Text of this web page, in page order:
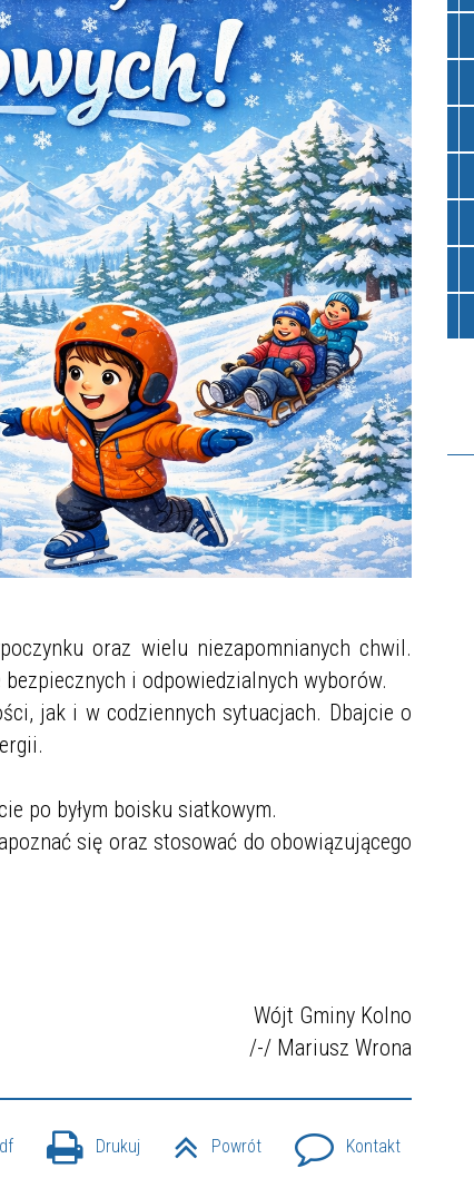
oraz wielu niezapomnianych chwil.
i odpowiedzialnych wyborów.
jak i w codziennych sytuacjach. Dbajcie o
po byłym boisku siatkowym.
się oraz stosować do obowiązującego
Wójt Gminy Kolno
/-/ Mariusz Wrona
Drukuj Powrót Kontakt